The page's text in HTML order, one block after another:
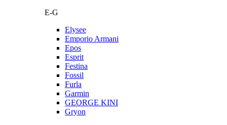
E-G
Elysee
Emporio Armani
Epos
Esprit
Festina
Fossil
Furla
Garmin
GEORGE KINI
Gryon